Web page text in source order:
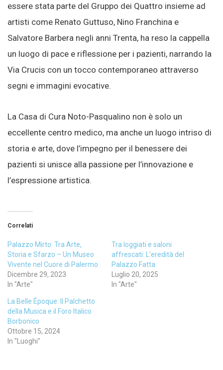
essere stata parte del Gruppo dei Quattro insieme ad
artisti come Renato Guttuso, Nino Franchina e
Salvatore Barbera negli anni Trenta, ha reso la cappella
un luogo di pace e riflessione per i pazienti, narrando la
Via Crucis con un tocco contemporaneo attraverso
segni e immagini evocative.
La Casa di Cura Noto-Pasqualino non è solo un
eccellente centro medico, ma anche un luogo intriso di
storia e arte, dove l’impegno per il benessere dei
pazienti si unisce alla passione per l’innovazione e
l’espressione artistica.
Correlati
Palazzo Mirto: Tra Arte,
Storia e Sfarzo – Un Museo
Vivente nel Cuore di Palermo
Dicembre 29, 2023
In "Arte"
Tra loggiati e saloni
affrescati: L’eredità del
Palazzo Fatta
Luglio 20, 2025
In "Arte"
La Belle Époque: Il Palchetto
della Musica e il Foro Italico
Borbonico
Ottobre 15, 2024
In "Luoghi"